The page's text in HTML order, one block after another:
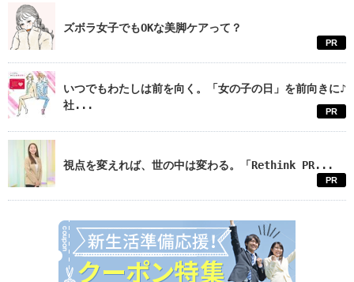
ズボラ女子でもOKな美脚ケアって？
PR
いつでもわたしは前を向く。「女の子の日」を前向きに♪
社...
PR
視点を変えれば、世の中は変わる。「Rethink PR...
PR